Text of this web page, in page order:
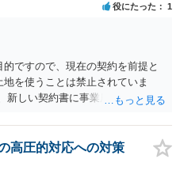
ます。
役にたった 1
ですので、現在の契約を前提と
を使うことは禁止されていま
新しい契約書に事業用として用い
は入りませんが、提案するのは
高圧的対応への対策